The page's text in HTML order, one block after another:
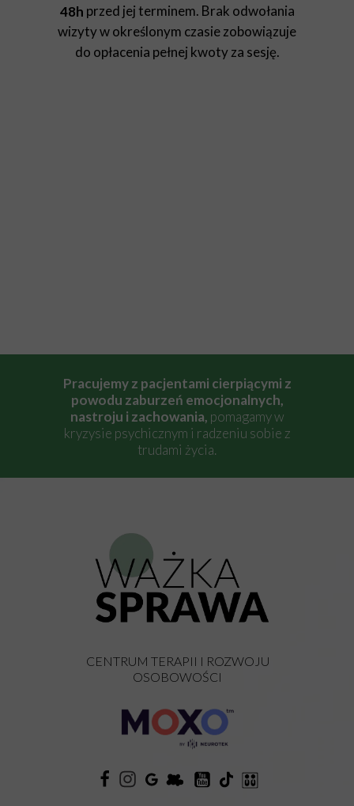
48h przed jej terminem. Brak odwołania
wizyty w określonym czasie zobowiązuje
do opłacenia pełnej kwoty za sesję.
CENTRUM TERAPII I ROZWOJU
OSOBOWOŚCI
Pracujemy z pacjentami cierpiącymi z
powodu zaburzeń emocjonalnych,
nastroju i zachowania, pomagamy w
kryzysie psychicznym i radzeniu sobie z
trudami życia.